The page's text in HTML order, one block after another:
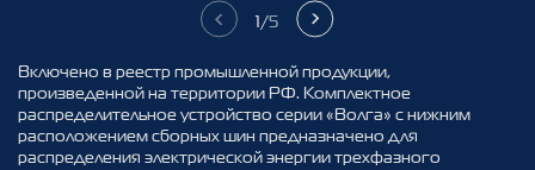
1/5
Включено в реестр промышленной продукции,
произведенной на территории РФ. Комплектное
распределительное устройство серии «Волга» c нижним
расположением сборных шин предназначено для
распределения электрической энергии трехфазного